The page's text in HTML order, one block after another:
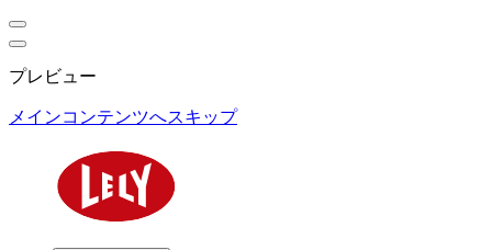
プレビュー
メインコンテンツへスキップ